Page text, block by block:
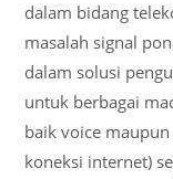
dalam bidang
masalah signal
dalam solusi
untuk berbagai
baik voice
koneksi internet)